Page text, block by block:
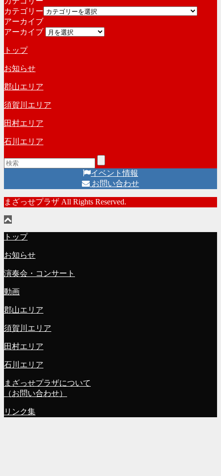
カテゴリー
アーカイブ
アーカイブ
トップ
お知らせ
郡山エリア
須賀川エリア
田村エリア
石川エリア
イベント情報
お問い合わせ
まざっせプラザ All Rights Reserved.
トップ
お知らせ
演奏会・コンサート
動画
郡山エリア
須賀川エリア
田村エリア
石川エリア
まざっせプラザについて
（お問い合わせ）
リンク集